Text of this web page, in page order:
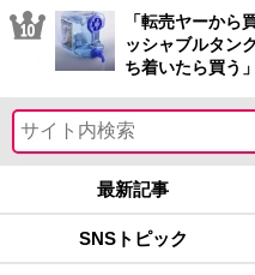
「転売ヤーから
ッシャブルタン
ち着いたら買う」
最新記事
SNSトピック